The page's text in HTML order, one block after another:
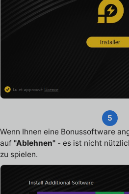
5
Wenn Ihnen eine Bonussoftware
auf "Ablehnen" - es ist nicht
zu spielen.